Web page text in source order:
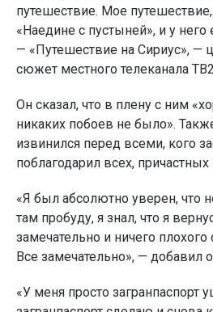
путешествие. Мое
«Наедине с пустыней», и у него
— «Путешествие на Сириус», —
сюжет местного телеканала
Он сказал, что в плену с ним
никаких побоев не было».
извинился перед всеми, кого
поблагодарил всех,
«Я был абсолютно уверен, что
там пробуду, я знал, что я
замечательно и ничего плохого
Все замечательно», — добавил
«У меня просто загранпаспорт